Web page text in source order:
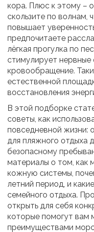
кора. Плюс к этому –
скользите по волнам,
повышает
предпочитаете
лёгкая прогулка по
стимулирует нервные
кровообращение.
естественной
восстановления
В этой подборке
советы, как
повседневной жизни:
для пляжного отдыха
безопасному
материалы о том, как
кожную системы,
летний период, и
семейного отдыха.
открыть для себя
которые помогут вам
преимуществами